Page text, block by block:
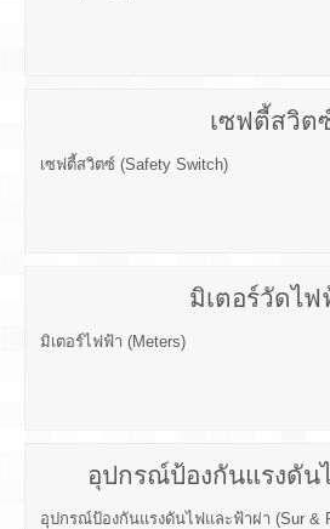
เซฟตี้สวิต
เซฟตี้สวิตซ์ (Safety Switch)
มิเตอร์วัดไฟ
มิเตอร์ไฟฟ้า (Meters)
อุปกรณ์ป้องกันแรงดัน
อุปกรณ์ป้องกันแรงดันไฟและฟ้าผ่า (Sur &